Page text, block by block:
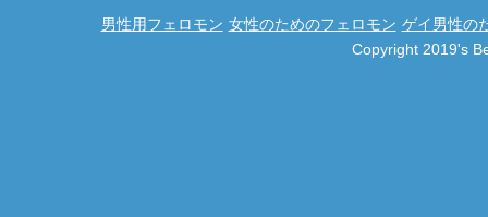
男性用フェロモン 女性のためのフェロモン ゲイ男性の
Copyright 2019's